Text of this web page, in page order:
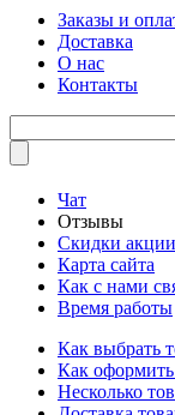
Заказы и
Доставка
О нас
Контакты
Чат
Отзывы
Скидки акции
Карта сайта
Как с нами
Время работы
Как выбрать
Как оформить
Несколько